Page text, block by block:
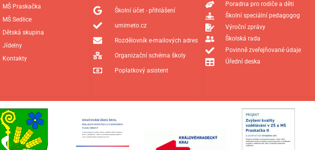
MŠ Praskačka
MŠ Sedlice
Dětská skupina
Jídelny
Kontakty
Školní účet - přihlášení
umimeto.cz
Rozdělovník e-mailových adres
Organizační schéma školy
Poplatkový asistent
Poradna pro rodiče a děti
Školní speciální pedagogog
Výroční zprávy
Školská rada
Povinně zveřejňované údaje
Úřední deska